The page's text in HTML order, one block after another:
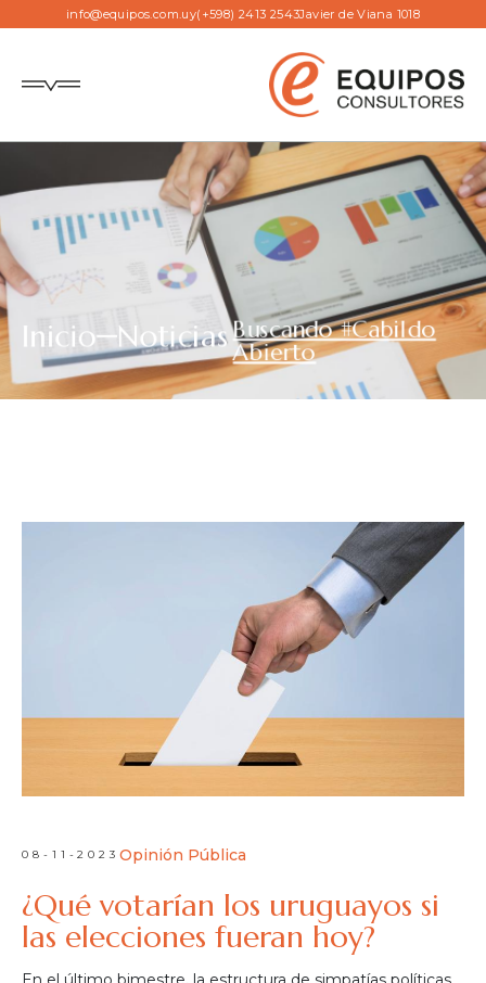
info@equipos.com.uy(+598) 2413 2543Javier de Viana 1018
Inicio Noticias Buscando #Cabildo
Abierto
08-11-2023Opinión Pública
¿Qué votarían los uruguayos si
las elecciones fueran hoy?